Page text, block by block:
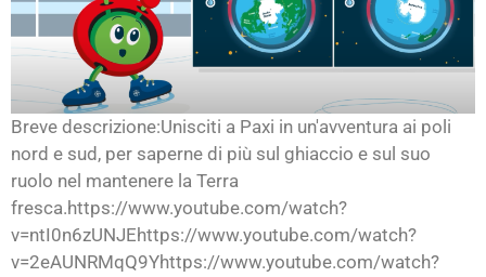
Breve descrizione:Unisciti a Paxi in un'avventura ai poli
nord e sud, per saperne di più sul ghiaccio e sul suo
ruolo nel mantenere la Terra
fresca.https://www.youtube.com/watch?
v=ntI0n6zUNJEhttps://www.youtube.com/watch?
v=2eAUNRMqQ9Yhttps://www.youtube.com/watch?